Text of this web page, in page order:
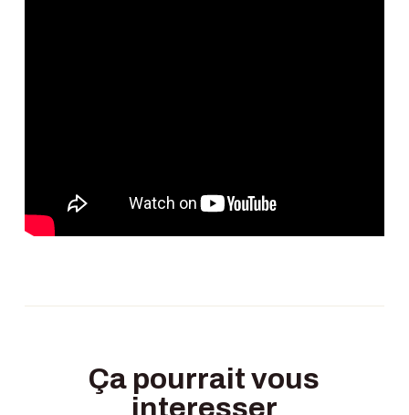
Ça pourrait vous
interesser